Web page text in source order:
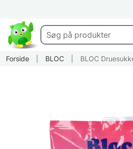
Forside BLOC BLOC